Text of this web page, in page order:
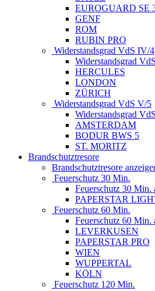
EUROGUARD SE
GENF
ROM
RUBIN PRO
Widerstandsgrad VdS IV/4
Widerstandsgrad
HERCULES
LONDON
ZÜRICH
Widerstandsgrad VdS V/5
Widerstandsgrad
AMSTERDAM
BODUR BWS 5
ST. MORITZ
Brandschutztresore
Brandschutztresore
Feuerschutz 30 Min.
Feuerschutz 30 Min.
PAPERSTAR
Feuerschutz 60 Min.
Feuerschutz 60 Min.
LEVERKUSEN
PAPERSTAR PRO
WIEN
WUPPERTAL
KÖLN
Feuerschutz 120 Min.